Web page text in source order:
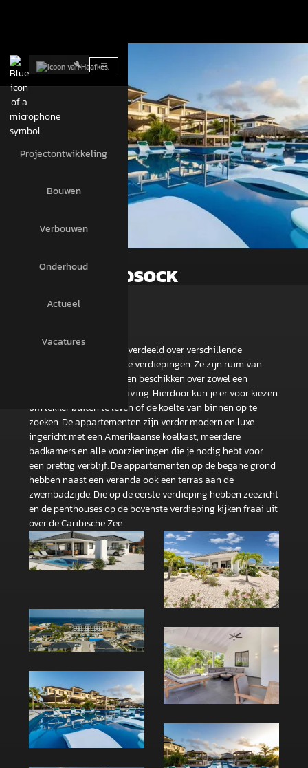
Projectontwikkeling
Bouwen
Verbouwen
Onderhoud
Actueel
Vacatures
GRAND WINDSOCK
De appartementen zijn verdeeld over verschillende
gebouwen met ieder drie verdiepingen. Ze zijn ruim van
opzet met circa 130 m2 en beschikken over zowel een
binnen- als een buitenliving. Hierdoor kun je er voor kiezen
om lekker buiten te leven of de koelte van binnen op te
zoeken. De appartementen zijn verder modern en luxe
ingericht met een Amerikaanse koelkast, meerdere
badkamers en alle voorzieningen die je nodig hebt voor
een prettig verblijf. De appartementen op de begane grond
hebben naast een veranda ook een terras aan de
zwembadzijde. Die op de eerste verdieping hebben zeezicht
en de penthouses op de bovenste verdieping kijken fraai uit
over de Caribische Zee.